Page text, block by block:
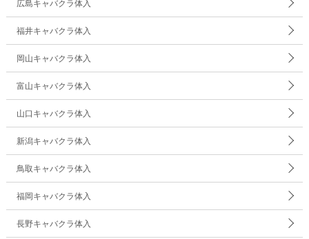
広島キャバクラ体入
福井キャバクラ体入
岡山キャバクラ体入
富山キャバクラ体入
山口キャバクラ体入
新潟キャバクラ体入
鳥取キャバクラ体入
福岡キャバクラ体入
長野キャバクラ体入